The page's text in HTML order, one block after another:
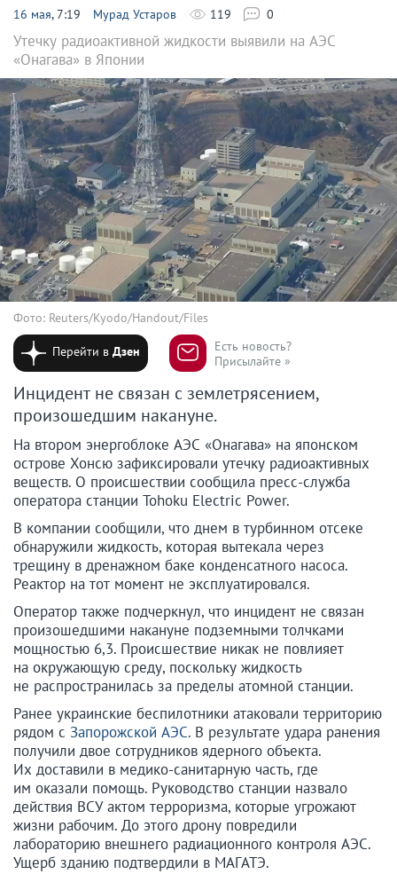
16 мая, 7:19 Мурад Устаров 119 0
Утечку радиоактивной жидкости выявили на АЭС
«Онагава» в Японии
Фото: Reuters/Kyodo/Handout/Files
Перейти вДзен
Есть новость?
Присылайте »
Инцидент не связан с землетрясением,
произошедшим накануне.
На втором энергоблоке АЭС «Онагава» на японском
острове Хонсю зафиксировали утечку радиоактивных
веществ. О происшествии сообщила пресс-служба
оператора станции Tohoku Electric Power.
В компании сообщили, что днем в турбинном отсеке
обнаружили жидкость, которая вытекала через
трещину в дренажном баке конденсатного насоса.
Реактор на тот момент не эксплуатировался.
Оператор также подчеркнул, что инцидент не связан
произошедшими накануне подземными толчками
мощностью 6,3. Происшествие никак не повлияет
на окружающую среду, поскольку жидкость
не распространилась за пределы атомной станции.
Ранее украинские беспилотники атаковали территорию
рядом с Запорожской АЭС. В результате удара ранения
получили двое сотрудников ядерного объекта.
Их доставили в медико-санитарную часть, где
им оказали помощь. Руководство станции назвало
действия ВСУ актом терроризма, которые угрожают
жизни рабочим. До этого дрону повредили
лабораторию внешнего радиационного контроля АЭС.
Ущерб зданию подтвердили в МАГАТЭ.